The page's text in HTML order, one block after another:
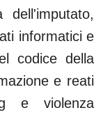
dell'imputato,
informatici e
codice della
e reati
e violenza